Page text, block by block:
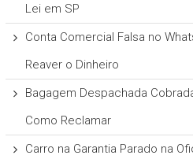
Lei em SP
Conta Comercial Falsa no
Reaver o Dinheiro
Bagagem Despachada
Como Reclamar
Carro na Garantia Parado na